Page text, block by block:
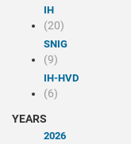
IH
(20)
SNIG
(9)
IH-HVD
(6)
YEARS
2026